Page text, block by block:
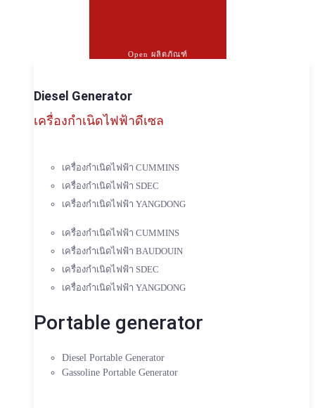
Open ผลิตภัณฑ์
Diesel Generator
เครื่องกำเนิดไฟฟ้าดีเซล
เครื่องกำเนิดไฟฟ้า CUMMINS
เครื่องกำเนิดไฟฟ้า SDEC
เครื่องกำเนิดไฟฟ้า YANGDONG
เครื่องกำเนิดไฟฟ้า CUMMINS
เครื่องกำเนิดไฟฟ้า BAUDOUIN
เครื่องกำเนิดไฟฟ้า SDEC
เครื่องกำเนิดไฟฟ้า YANGDONG
Portable generator
Diesel Portable Generator
Gassoline Portable Generator